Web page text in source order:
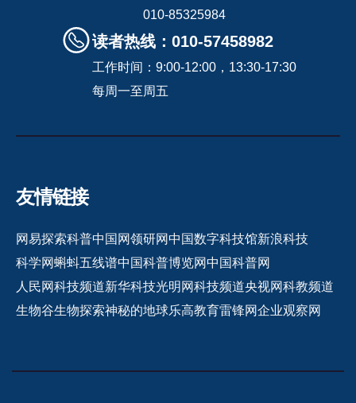
010-85325984
读者热线：010-57458982
工作时间：9:00-12:00，13:30-17:30
每周一至周五
友情链接
网易探索科普中国网领研网中国数字科技馆新浪科技
科学网蝌蚪五线谱中国科普博览网中国科普网
人民网科技频道新华科技光明网科技频道央视网科教频道
生物谷生物探索神秘的地球乐高教育雷锋网企业观察网